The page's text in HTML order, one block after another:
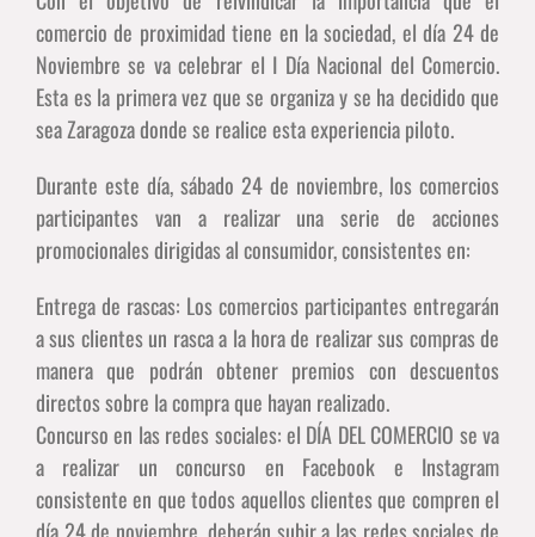
comercio de proximidad tiene en la sociedad, el día 24 de
Noviembre se va celebrar el I Día Nacional del Comercio.
Esta es la primera vez que se organiza y se ha decidido que
sea Zaragoza donde se realice esta experiencia piloto.
Durante este día, sábado 24 de noviembre, los comercios
participantes van a realizar una serie de acciones
promocionales dirigidas al consumidor, consistentes en:
Entrega de rascas: Los comercios participantes entregarán
a sus clientes un rasca a la hora de realizar sus compras de
manera que podrán obtener premios con descuentos
directos sobre la compra que hayan realizado.
Concurso en las redes sociales: el DÍA DEL COMERCIO se va
a realizar un concurso en Facebook e Instagram
consistente en que todos aquellos clientes que compren el